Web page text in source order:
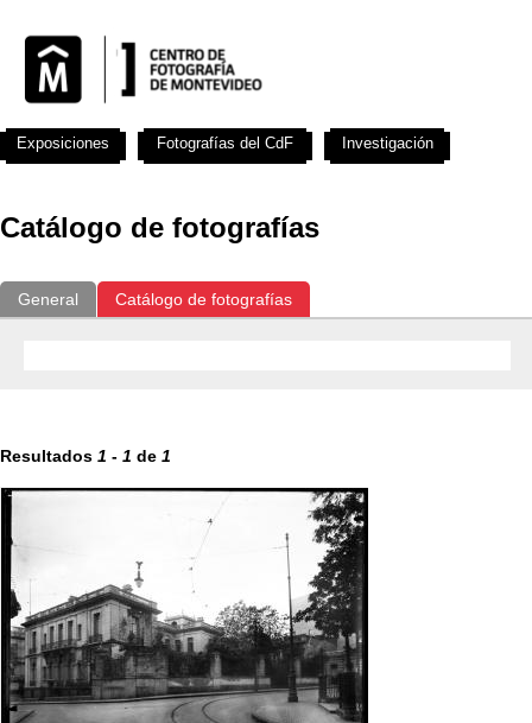
Catálogo de fotografías
General Catálogo de fotografías
Resultados 1 - 1 de 1
Exposiciones Fotografías del CdF Investigación